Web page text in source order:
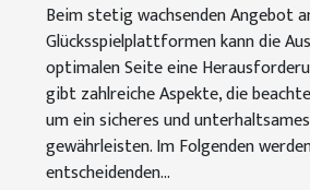
Beim stetig wachsenden Angebot
Glücksspielplattformen kann die
optimalen Seite eine
gibt zahlreiche Aspekte, die
um ein sicheres und
gewährleisten. Im Folgenden
entscheidenden...